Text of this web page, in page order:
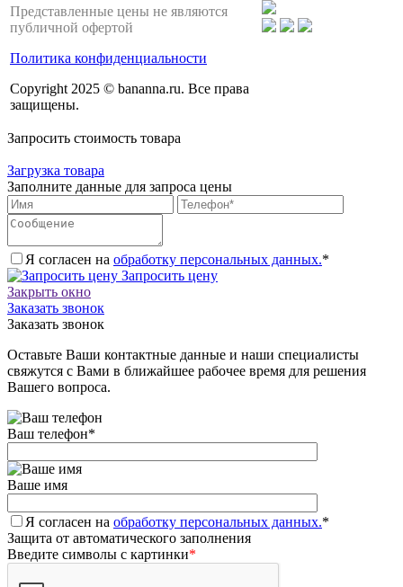
Представленные цены не являются
публичной офертой
Политика конфиденциальности
Copyright 2025 © bananna.ru. Все права
защищены.
Запросить стоимость товара
Загрузка товара
Заполните данные для запроса цены
Я согласен на обработку персональных данных.*
Запросить цену
Закрыть окно
Заказать звонок
Заказать звонок
Оставьте Ваши контактные данные и наши специалисты
свяжутся с Вами в ближайшее рабочее время для решения
Вашего вопроса.
Ваш телефон*
Ваше имя
Я согласен на обработку персональных данных.*
Защита от автоматического заполнения
Введите символы с картинки*